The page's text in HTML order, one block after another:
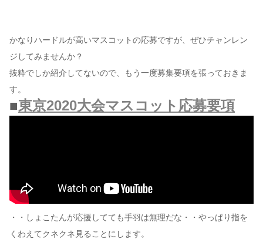
かなりハードルが高いマスコットの応募ですが、ぜひチャンレン
ジしてみませんか？
抜粋でしか紹介してないので、もう一度募集要項を張っておきま
す。
■東京2020大会マスコット応募要項
・・しょこたんが応援してても手羽は無理だな・・やっぱり指を
くわえてクネクネ見ることにします。